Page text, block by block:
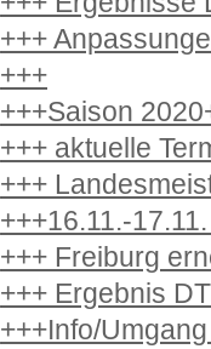
+++
+++
+++Saison
+++ aktuelle
+++
+++16.11.-
+++ Freiburg
+++ Ergebnis
+++Info/